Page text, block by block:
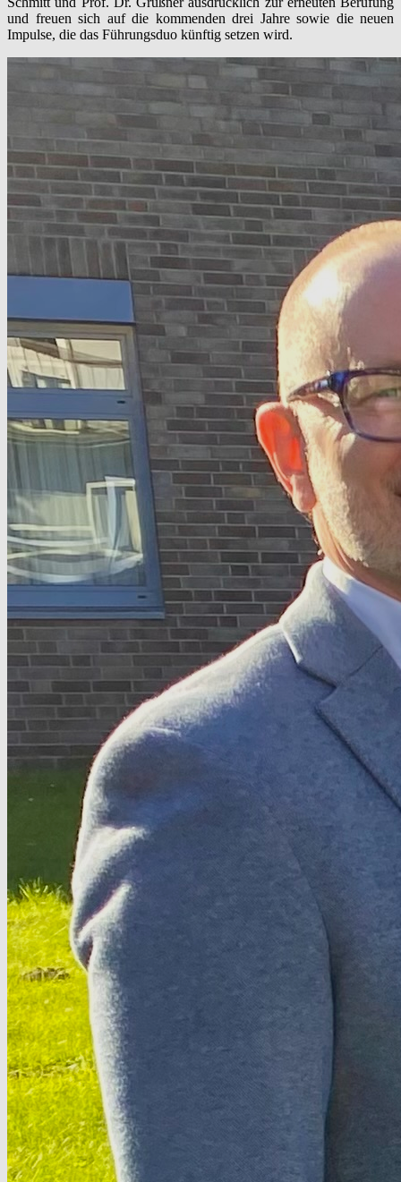
und freuen sich auf die kommenden drei Jahre sowie die neuen
Impulse, die das Führungsduo künftig setzen wird.